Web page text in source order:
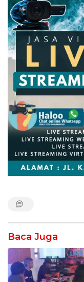
Baca Juga